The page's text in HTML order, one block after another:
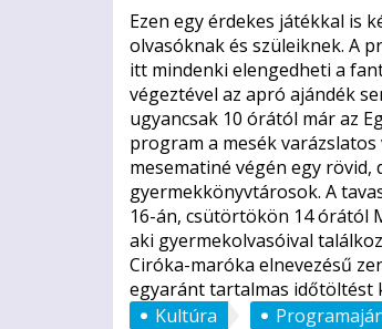
Ezen egy érdekes játékkal is
olvasóknak és szüleiknek. A
itt mindenki elengedheti a
végeztével az apró ajándék
ugyancsak 10 órától már az
program a mesék
mesematiné végén egy rövid,
gyermekkönyvtárosok. A
16-án, csütörtökön 14 órától
aki gyermekolvasóival
Ciróka-maróka elnevezésű
egyaránt tartalmas időtöltést
Kultúra